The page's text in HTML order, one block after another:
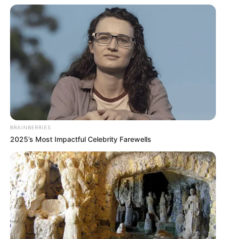
BRAINBERRIES
2025’s Most Impactful Celebrity Farewells